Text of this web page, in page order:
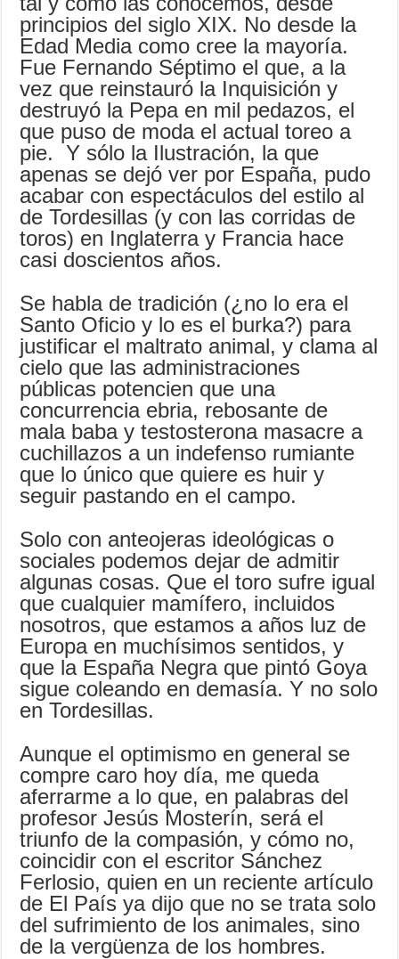
principios del siglo XIX. No desde la
Edad Media como cree la mayoría.
Fue Fernando Séptimo el que, a la
vez que reinstauró la Inquisición y
destruyó la Pepa en mil pedazos, el
que puso de moda el actual toreo a
pie. Y sólo la Ilustración, la que
apenas se dejó ver por España, pudo
acabar con espectáculos del estilo al
de Tordesillas (y con las corridas de
toros) en Inglaterra y Francia hace
casi doscientos años.
Se habla de tradición (¿no lo era el
Santo Oficio y lo es el burka?) para
justificar el maltrato animal, y clama al
cielo que las administraciones
públicas potencien que una
concurrencia ebria, rebosante de
mala baba y testosterona masacre a
cuchillazos a un indefenso rumiante
que lo único que quiere es huir y
seguir pastando en el campo.
Solo con anteojeras ideológicas o
sociales podemos dejar de admitir
algunas cosas. Que el toro sufre igual
que cualquier mamífero, incluidos
nosotros, que estamos a años luz de
Europa en muchísimos sentidos, y
que la España Negra que pintó Goya
sigue coleando en demasía. Y no solo
en Tordesillas.
Aunque el optimismo en general se
compre caro hoy día, me queda
aferrarme a lo que, en palabras del
profesor Jesús Mosterín, será el
triunfo de la compasión, y cómo no,
coincidir con el escritor Sánchez
Ferlosio, quien en un reciente artículo
de El País ya dijo que no se trata solo
del sufrimiento de los animales, sino
de la vergüenza de los hombres.